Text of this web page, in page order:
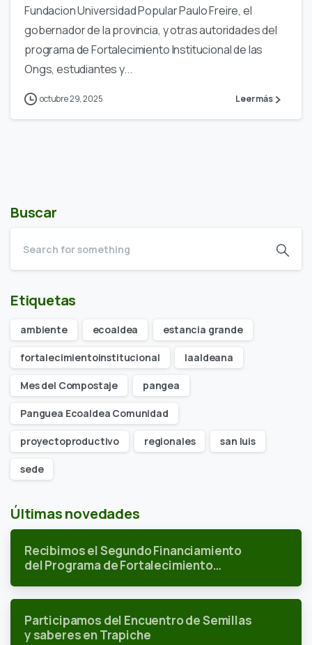
Fundacion Universidad Popular Paulo Freire, el
gobernador de la provincia, y otras autoridades del
programa de Fortalecimiento Institucional de las
Ongs, estudiantes y...
octubre 29, 2025 Leer más
Buscar
Etiquetas
ambiente ecoaldea estancia grande
fortalecimientoinstitucional laaldeana
Mes del Compostaje pangea
Panguea Ecoaldea Comunidad
proyectoproductivo regionales san luis
sede
Últimas novedades
Recibimos el Segundo Financiamiento
del Programa de Fortalecimiento
Participamos del Encuentro de Semillas
y saberes en Trapiche